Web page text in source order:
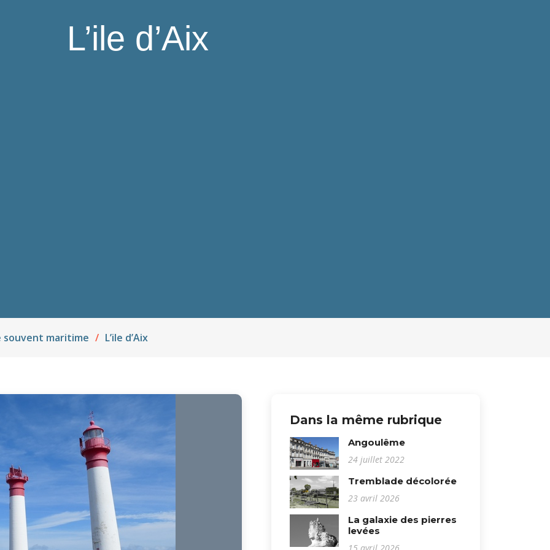
L’ile d’Aix
souvent maritime L’ile d’Aix
Dans la même rubrique
Angoulême
24 juillet 2022
Tremblade décolorée
23 avril 2026
La galaxie des pierres
levées